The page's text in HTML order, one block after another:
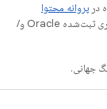
در پروانه محتوا
هستند. جاوا و OpenJDK علامت‌های تجاری یا علامت‌های تجاری ثبت‌شده Oracle و/